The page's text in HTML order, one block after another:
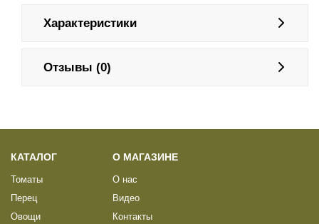
Характеристики
Отзывы (0)
КАТАЛОГ
Томаты
Перец
Овощи
О МАГАЗИНЕ
О нас
Видео
Контакты